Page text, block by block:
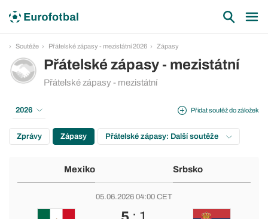
Soutěže Přátelské zápasy - mezistátní 2026 Zápasy
Přátelské zápasy - mezistátní
Přátelské zápasy - mezistátní
Přidat soutěž do záložek
2026
Zprávy Zápasy Přátelské zápasy: Další soutěže
Mexiko Srbsko
05.06.2026 04:00 CET